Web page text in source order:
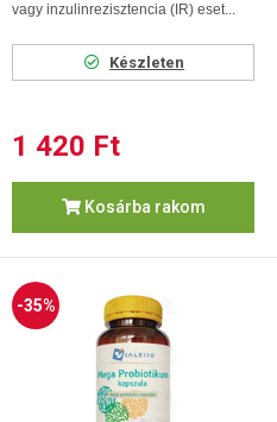
vagy inzulinrezisztencia (IR) eset...
Készleten
1 420 Ft
Kosárba rakom
-35%